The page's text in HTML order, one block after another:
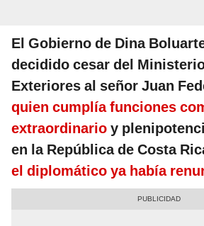
El Gobierno de Dina
decidido cesar del
Exteriores al señor Juan
quien cumplía funciones
extraordinario y
en la República de Costa
el diplomático ya había